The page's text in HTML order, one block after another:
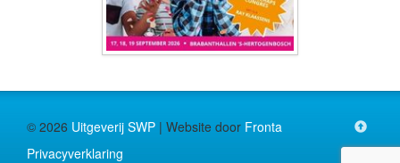
© 2026 Uitgeverij SWP | Website door Fronta
Privacyverklaring